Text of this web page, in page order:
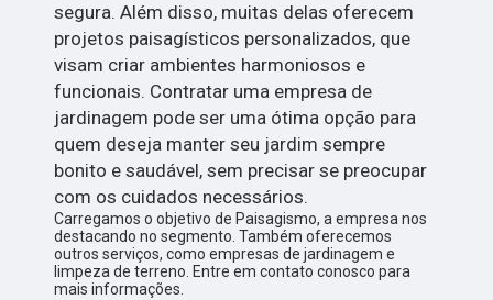
segura. Além disso, muitas delas oferecem
projetos paisagísticos personalizados, que
visam criar ambientes harmoniosos e
funcionais. Contratar uma empresa de
jardinagem pode ser uma ótima opção para
quem deseja manter seu jardim sempre
bonito e saudável, sem precisar se preocupar
com os cuidados necessários.
Carregamos o objetivo de Paisagismo, a empresa nos
destacando no segmento. Também oferecemos
outros serviços, como empresas de jardinagem e
limpeza de terreno. Entre em contato conosco para
mais informações.